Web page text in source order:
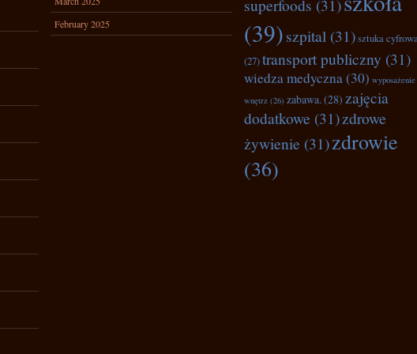
February 2025
superfoods (31)
(39)szpital (31)sztuka
(27)transport publiczny (31)
wiedza medyczna(30) wyposażenie
wnętrz (26) zabawa.(28) zajęcia
dodatkowe (31)zdrowe
żywienie (31)zdrowie
(36)